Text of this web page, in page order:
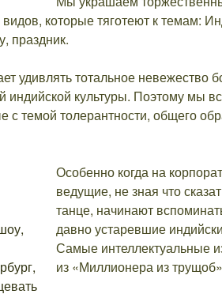
которые тяготеют к темам:
праздник.
удивлять тотальное невежество
культуры. Поэтому мы
темой толерантности, общего
Особенно когда на
ведущие, не зная что
танце, начинают
давно устаревшие
Самые интеллектуальные
из «Миллионера из